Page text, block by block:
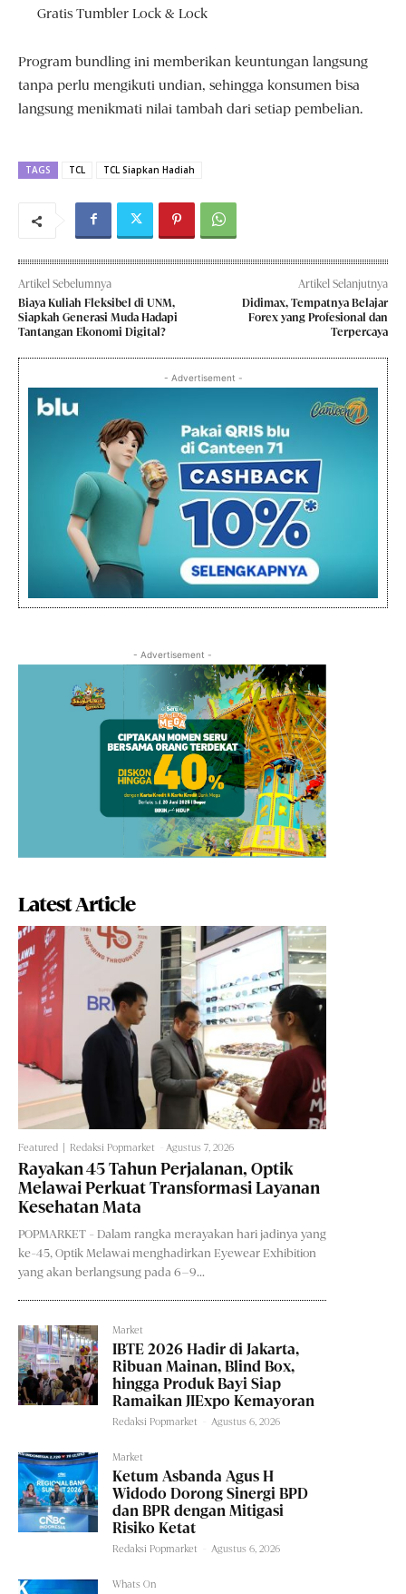
Gratis Tumbler Lock & Lock
Program bundling ini memberikan keuntungan langsung
tanpa perlu mengikuti undian, sehingga konsumen bisa
langsung menikmati nilai tambah dari setiap pembelian.
TAGS TCL TCL Siapkan Hadiah
Artikel Sebelumnya
Biaya Kuliah Fleksibel di UNM,
Siapkah Generasi Muda Hadapi
Tantangan Ekonomi Digital?
Artikel Selanjutnya
Didimax, Tempatnya Belajar
Forex yang Profesional dan
Terpercaya
- Advertisement -
- Advertisement -
Latest Article
Featured Redaksi Popmarket Agustus 7, 2026
Rayakan 45 Tahun Perjalanan, Optik
Melawai Perkuat Transformasi Layanan
Kesehatan Mata
POPMARKET - Dalam rangka merayakan hari jadinya yang
ke-45, Optik Melawai menghadirkan Eyewear Exhibition
yang akan berlangsung pada 6–9...
Market
IBTE 2026 Hadir di Jakarta,
Ribuan Mainan, Blind Box,
hingga Produk Bayi Siap
Ramaikan JIExpo Kemayoran
Redaksi Popmarket Agustus 6, 2026
Market
Ketum Asbanda Agus H
Widodo Dorong Sinergi BPD
dan BPR dengan Mitigasi
Risiko Ketat
Redaksi Popmarket Agustus 6, 2026
Whats On